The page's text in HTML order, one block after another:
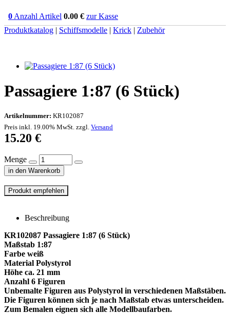
0 Anzahl Artikel 0.00 € zur Kasse
Produktkatalog | Schiffsmodelle | Krick | Zubehör
Passagiere 1:87 (6 Stück)
Artikelnummer: KR102087
Preis inkl. 19.00% MwSt. zzgl. Versand
15.20 €
Menge
in den Warenkorb
Beschreibung
KR102087 Passagiere 1:87 (6 Stück)
Maßstab 1:87
Farbe weiß
Material Polystyrol
Höhe ca. 21 mm
Anzahl 6 Figuren
Unbemalte Figuren aus Polystyrol in verschiedenen Maßstäben.
Die Figuren können sich je nach Maßstab etwas unterscheiden.
Zum Bemalen eignen sich alle Modellbaufarben.